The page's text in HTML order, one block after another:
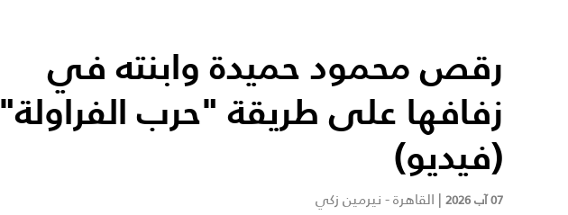
رقص محمود حميدة وابنته في
زفافها على طريقة "حرب الفراولة"
(فيديو)
07 آب 2026 | القاهرة - نيرمين زكي